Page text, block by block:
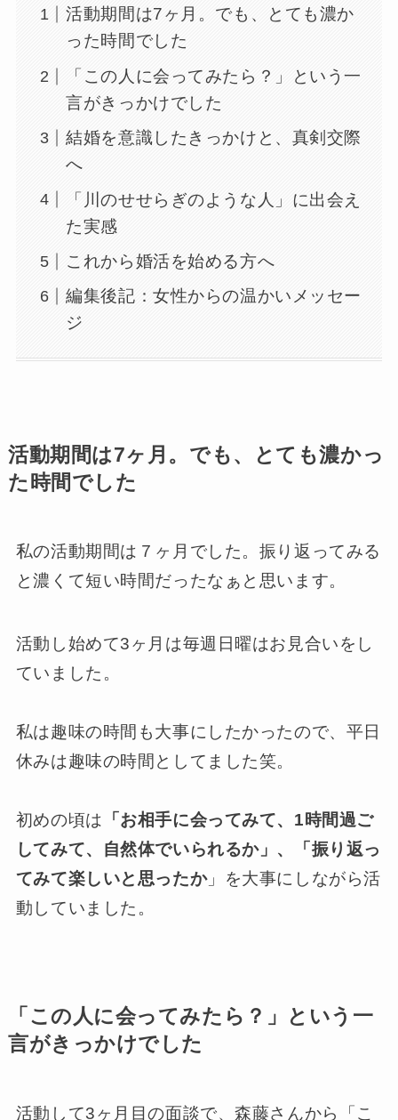
活動期間は7ヶ月。でも、とても濃か
った時間でした
「この人に会ってみたら？」という一
言がきっかけでした
結婚を意識したきっかけと、真剣交際
へ
「川のせせらぎのような人」に出会え
た実感
これから婚活を始める方へ
編集後記：女性からの温かいメッセー
ジ
活動期間は7ヶ月。でも、とても濃かっ
た時間でした
私の活動期間は７ヶ月でした。振り返ってみる
と濃くて短い時間だったなぁと思います。
活動し始めて3ヶ月は毎週日曜はお見合いをし
ていました。
私は趣味の時間も大事にしたかったので、平日
休みは趣味の時間としてました笑。
初めの頃は 「お相手に会ってみて、1時間過ご
してみて、自然体でいられるか」、「振り返っ
てみて楽しいと思ったか」を大事にしながら活
動していました。
「この人に会ってみたら？」という一
言がきっかけでした
活動して3ヶ月目の面談で、森藤さんから「こ